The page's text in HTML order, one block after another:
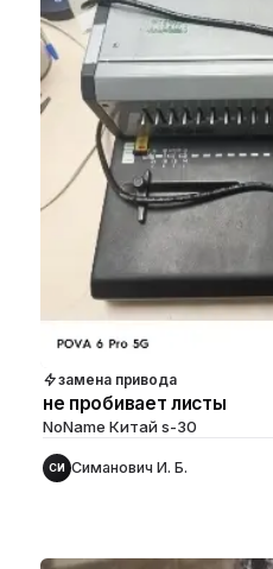
замена привода
не пробивает листы
NoName Китай s-30
СИ Симанович И. Б.